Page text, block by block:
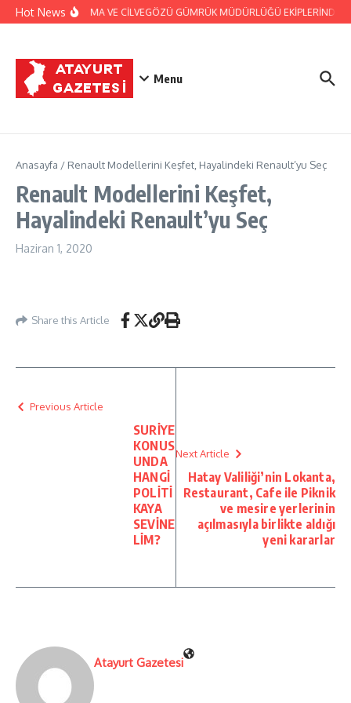
İçeriğe atla
Hot NewsJANDARMA VE CİLVEGÖZÜ GÜMRÜK MÜDÜRLÜĞÜ
Menu
Anasayfa / Renault Modellerini Keşfet, Hayalindeki Renault’yu Seç
Renault Modellerini Keşfet,
Hayalindeki Renault’yu Seç
Haziran 1, 2020
Share this Article
Previous Article
SURİYE
KONUS
UNDA
HANGİ
POLİTİ
KAYA
SEVİNE
LİM?
Next Article
Hatay Valiliği’nin Lokanta,
Restaurant, Cafe ile Piknik
ve mesire yerlerinin
açılmasıyla birlikte aldığı
yeni kararlar
Atayurt Gazetesi